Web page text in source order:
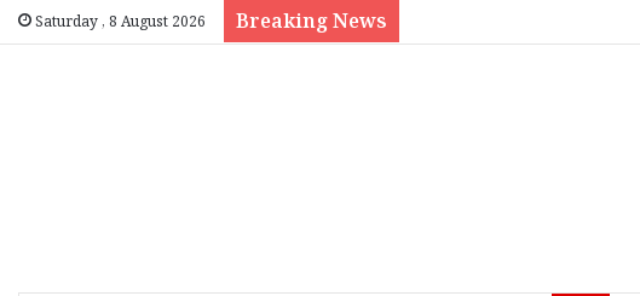
Saturday , 8 August 2026 Breaking News